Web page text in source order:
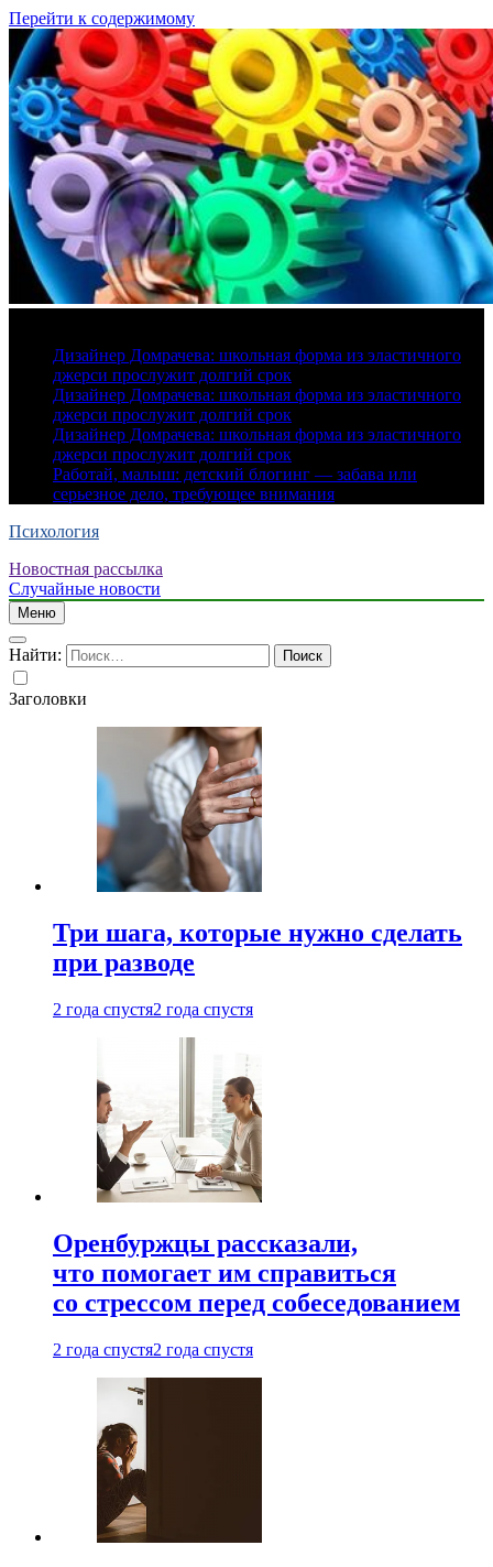
Перейти к содержимому
Дизайнер Домрачева: школьная форма из эластичного
джерси прослужит долгий срок
Дизайнер Домрачева: школьная форма из эластичного
джерси прослужит долгий срок
Дизайнер Домрачева: школьная форма из эластичного
джерси прослужит долгий срок
Работай, малыш: детский блогинг — забава или
серьезное дело, требующее внимания
Психология
Новостная рассылка
Случайные новости
Меню
Найти:
Заголовки
Три шага, которые нужно сделать
при разводе
2 года спустя2 года спустя
Оренбуржцы рассказали,
что помогает им справиться
со стрессом перед собеседованием
2 года спустя2 года спустя